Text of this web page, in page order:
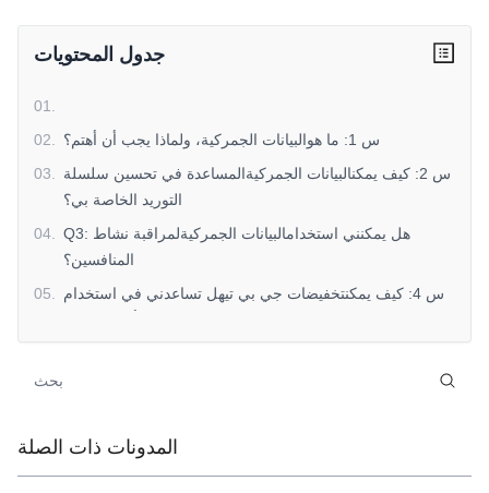
جدول المحتويات
01
02
س 1: ما هوالبيانات الجمركية، ولماذا يجب أن أهتم؟
03
س 2: كيف يمكنالبيانات الجمركيةالمساعدة في تحسين سلسلة
التوريد الخاصة بي؟
04
Q3: هل يمكنني استخدامالبيانات الجمركيةلمراقبة نشاط
المنافسين؟
05
س 4: كيف يمكنتخفيضات جي بي تيهل تساعدني في استخدام
المدونات ذات الصلة